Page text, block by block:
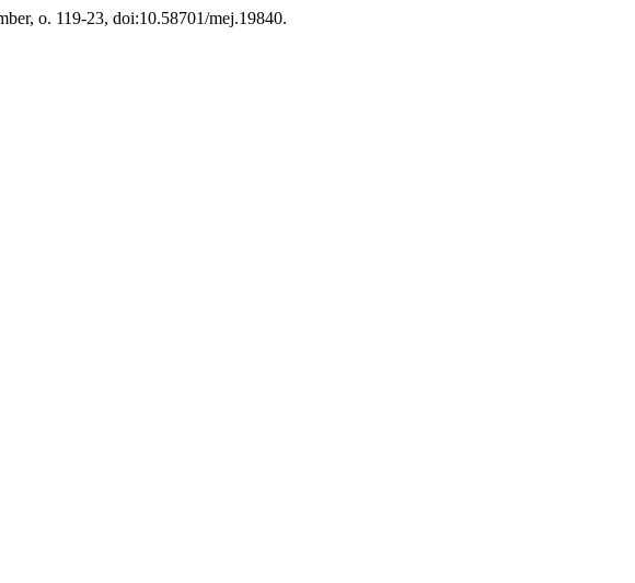
o. 119-23, doi:10.58701/mej.19840.